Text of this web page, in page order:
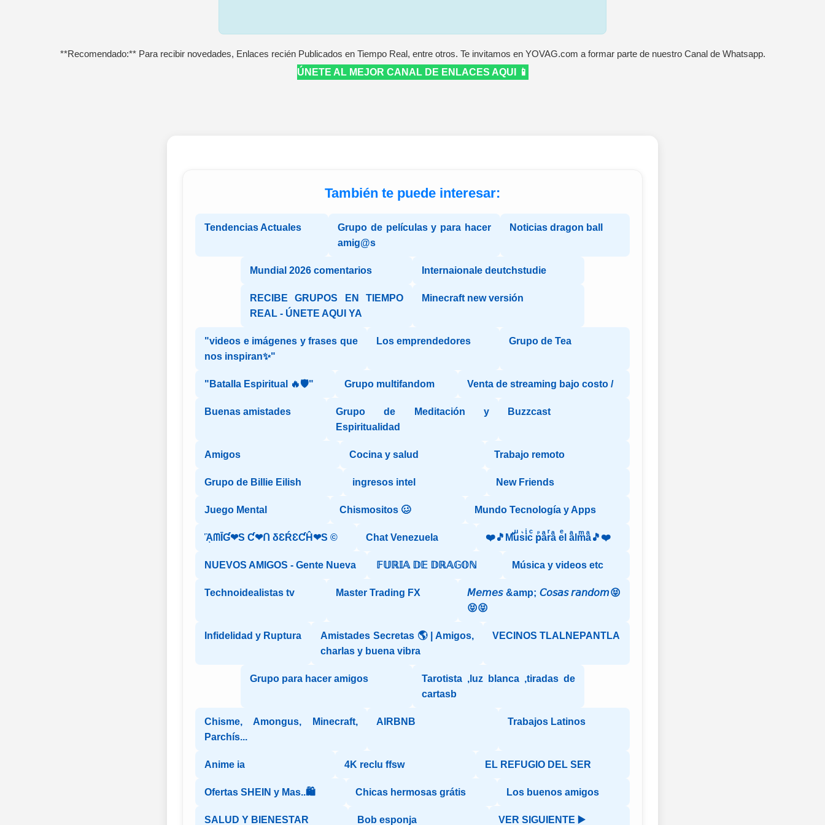
**Recomendado:** Para recibir novedades, Enlaces recién Publicados en Tiempo Real, entre otros. Te invitamos en YOVAG.com a formar parte de nuestro Canal de Whatsapp.
ÚNETE AL MEJOR CANAL DE ENLACES AQUI 📱
También te puede interesar:
Tendencias Actuales
Grupo de películas y para hacer
amig@s
Noticias dragon ball
Mundial 2026 comentarios Internaionale deutchstudie
RECIBE GRUPOS EN TIEMPO
REAL - ÚNETE AQUI YA
Minecraft new versión
"videos e imágenes y frases que
nos inspiran✨"
Los emprendedores Grupo de Tea
"Batalla Espiritual 🔥🛡️" Grupo multifandom Venta de streaming bajo costo /
Buenas amistades
Grupo de Meditación y
Espiritualidad
Buzzcast
Amigos Cocina y salud Trabajo remoto
Grupo de Billie Eilish ingresos intel New Friends
Juego Mental Chismositos 🥴 Mundo Tecnología y Apps
ᾋᗰĪƓ❤S Ƈ❤ᑎ δƐŔƐƇĤ❤S ©️ Chat Venezuela ❤️🎵Mⷨuͧs͛iͥcͨ рⷬaͣrͬaͣ eͤl aͣlmͫaͣ🎵❤️
NUEVOS AMIGOS - Gente Nueva 𝔽𝕌ℝ𝕀𝔸 𝔻𝔼 𝔻ℝ𝔸𝔾𝕆ℕ Música y videos etc
Technoidealistas tv Master Trading FX
𝘔𝘦𝘮𝘦𝘴 &amp; 𝘊𝘰𝘴𝘢𝘴 𝘳𝘢𝘯𝘥𝘰𝘮😝
😝😝
Infidelidad y Ruptura
Amistades Secretas 🌎 | Amigos,
charlas y buena vibra
VECINOS TLALNEPANTLA
Grupo para hacer amigos
Tarotista ,luz blanca ,tiradas de
cartasb
Chisme, Amongus, Minecraft,
Parchís...
AIRBNB Trabajos Latinos
Anime ia 4K reclu ffsw EL REFUGIO DEL SER
Ofertas SHEIN y Mas..🛍️ Chicas hermosas grátis Los buenos amigos
SALUD Y BIENESTAR Bob esponja VER SIGUIENTE ▶️